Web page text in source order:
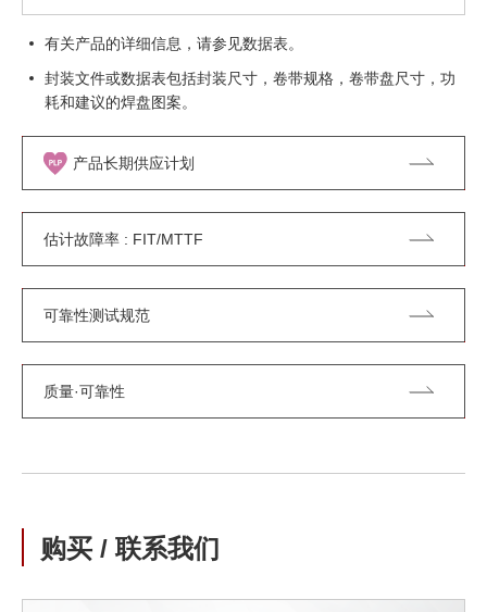
有关产品的详细信息，请参见数据表。
封装文件或数据表包括封装尺寸，卷带规格，卷带盘尺寸，功
耗和建议的焊盘图案。
产品长期供应计划
估计故障率 : FIT/MTTF
可靠性测试规范
质量·可靠性
购买 / 联系我们